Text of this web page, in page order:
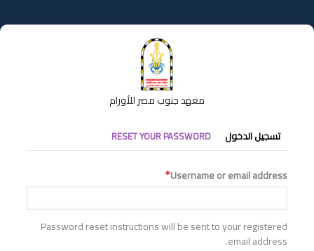
إلى
المحتوى
معهد جنوب مصر للأورام
التبويبات
الأساسية
تسجيل الدخول RESET YOUR PASSWORD
Username or email address
Password reset instructions will be sent to your registered
email address.